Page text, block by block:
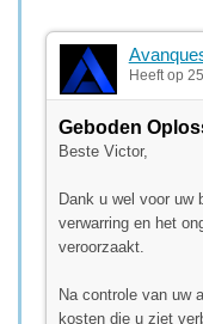
Heeft op
Geboden
Beste Victor,
Dank u wel voor uw
verwarring en het
veroorzaakt.
Na controle van uw
kosten die u ziet